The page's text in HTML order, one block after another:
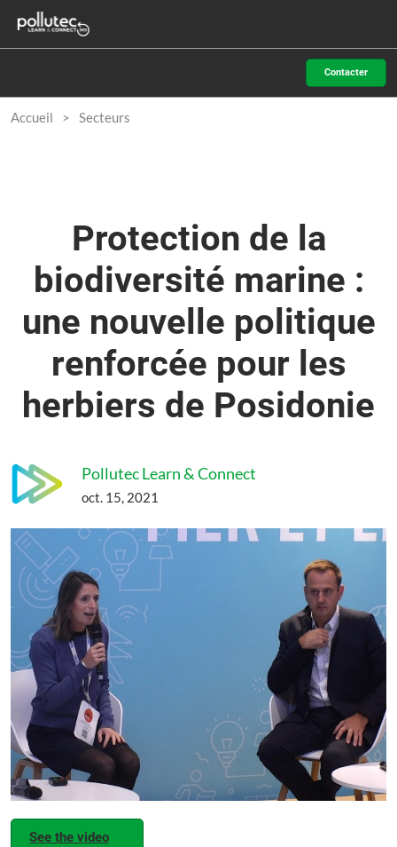
Accéder
au
contenu
Contacter
Accueil Secteurs
Protection de la
biodiversité marine :
une nouvelle politique
renforcée pour les
herbiers de Posidonie
Pollutec Learn & Connect
oct. 15, 2021
See the video